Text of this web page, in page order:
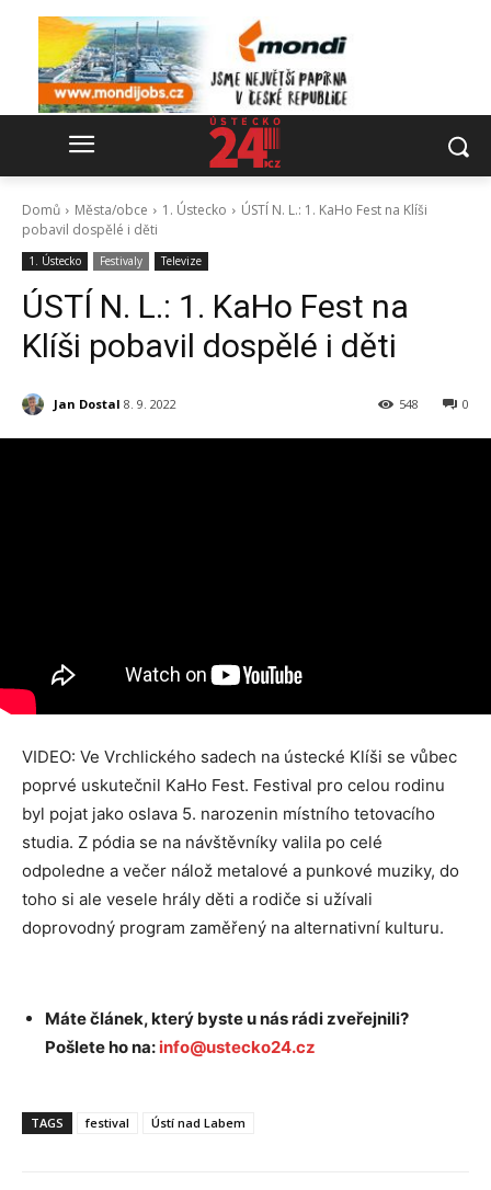
Domů Města/obce 1. Ústecko
ÚSTÍ N. L.: 1. KaHo Fest na Klíši
pobavil dospělé i děti
1. Ústecko Festivaly Televize
ÚSTÍ N. L.: 1. KaHo Fest na
Klíši pobavil dospělé i děti
Jan Dostal 8. 9. 2022 0
548
VIDEO: Ve Vrchlického sadech na ústecké Klíši se vůbec
poprvé uskutečnil KaHo Fest. Festival pro celou rodinu
byl pojat jako oslava 5. narozenin místního tetovacího
studia. Z pódia se na návštěvníky valila po celé
odpoledne a večer nálož metalové a punkové muziky, do
toho si ale vesele hrály děti a rodiče si užívali
doprovodný program zaměřený na alternativní kulturu.
Máte článek, který byste u nás rádi zveřejnili?
Pošlete ho na: info@ustecko24.cz
TAGS festival Ústí nad Labem